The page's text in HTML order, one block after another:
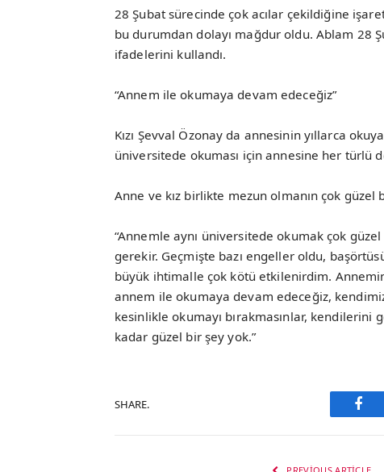
28 Şubat sürecinde çok acılar çekildiğine
bu durumdan dolayı mağdur oldu. Ablam 28
ifadelerini kullandı.
“Annem ile okumaya devam edeceğiz”
Kızı Şevval Özonay da annesinin yıllarca
üniversitede okuması için annesine her türlü
Anne ve kız birlikte mezun olmanın çok
“Annemle aynı üniversitede okumak çok
gerekir. Geçmişte bazı engeller oldu,
büyük ihtimalle çok kötü etkilenirdim.
annem ile okumaya devam edeceğiz,
kesinlikle okumayı bırakmasınlar,
kadar güzel bir şey yok.”
SHARE.